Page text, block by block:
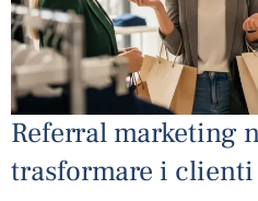
Referral marketing
trasformare i